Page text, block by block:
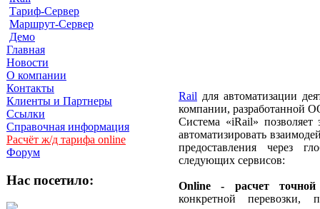
Тариф-Сервер
Маршрут-Сервер
Демо
Главная
Новости
О компании
Контакты
Клиенты и Партнеры
Ссылки
Справочная информация
Расчёт ж/д тарифа online
Форум
Нас посетило:
Rail для автоматизации
компании, разработанной
Система «iRail» позволяет
автоматизировать
предоставления через
следующих сервисов:
Online - расчет
конкретной перевозки,